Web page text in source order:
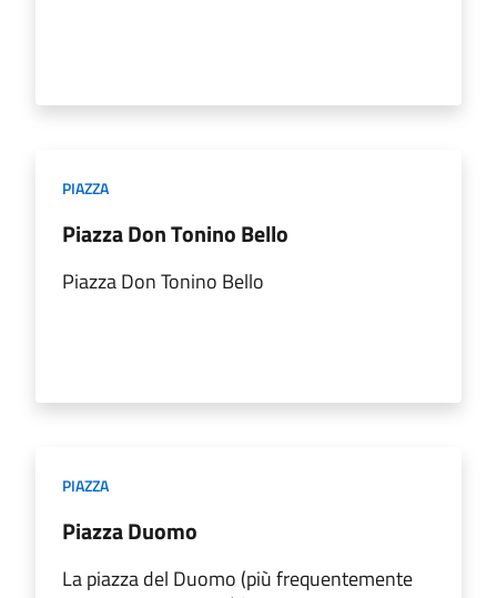
PIAZZA
Piazza Don Tonino Bello
Piazza Don Tonino Bello
PIAZZA
Piazza Duomo
La piazza del Duomo (più frequentemente